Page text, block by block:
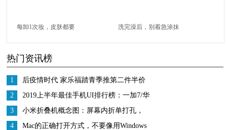
每卸1次妆，皮肤都要 洗完澡后，别着急涂抹
热门资讯榜
1
后疫情时代 家乐福踏青季推第二件半价
迎报复性消费
2
2019上半年最佳手机UI排行榜：一加7/华
为领衔
3
小米折叠机概念图：屏幕内折单打孔，
后置双摄有2块屏幕
4
Mac的正确打开方式，不要像用Windows